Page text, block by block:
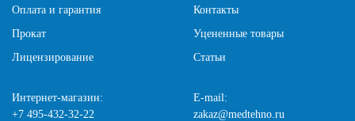
Техническое обслуживание:
медицинские приборы,
которые возвращаются после проката, проходят техническое
замену изношенных деталей, калибровку и тестирование
прибор, взятый в аренду, будет эффективен и безопасен для
следующего пользователя.
Оплата и гарантия
Прокат
Лицензирование
Контакты
Уцененные товары
Статьи
Интернет-магазин:
+7 495-432-32-22
E-mail:
zakaz@medtehno.ru